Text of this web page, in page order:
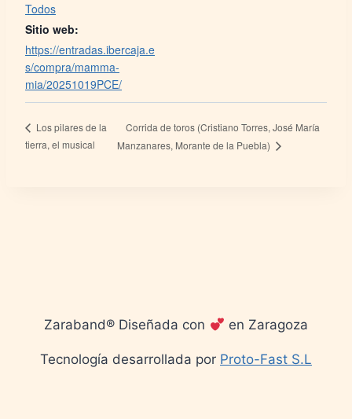
Todos
Sitio web:
https://entradas.ibercaja.e
s/compra/mamma-
mia/20251019PCE/
Los pilares de la
tierra, el musical
Corrida de toros (Cristiano Torres, José María
Manzanares, Morante de la Puebla)
Zaraband® Diseñada con en Zaragoza
Tecnología desarrollada por Proto-Fast S.L